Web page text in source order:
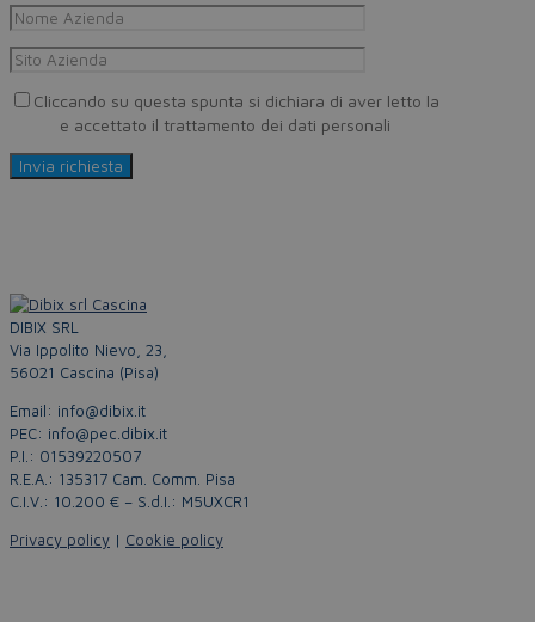
Cliccando su questa spunta si dichiara di aver letto la
e accettato il trattamento dei dati personali
DIBIX SRL
Via Ippolito Nievo, 23,
56021 Cascina (Pisa)
Email: info@dibix.it
PEC: info@pec.dibix.it
P.I.: 01539220507
R.E.A.: 135317 Cam. Comm. Pisa
C.I.V.: 10.200 € – S.d.I.: M5UXCR1
Privacy policy | Cookie policy